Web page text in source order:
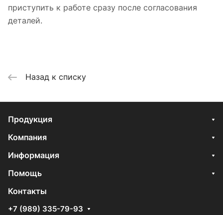
приступить к работе сразу после согласования
деталей.
Назад к списку
Продукция
Компания
Информация
Помощь
Контакты
+7 (989) 335-79-93